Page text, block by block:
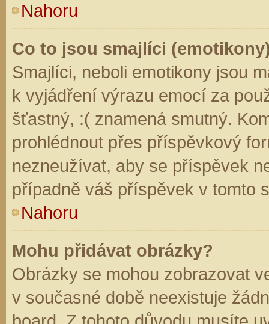
Nahoru
Co to jsou smajlíci
Smajlíci, neboli emotikony jsou
k vyjádření výrazu emocí za
šťastný, :( znamená smutný.
prohlédnout přes příspěvkový
nezneužívat, aby se příspěvek
případně váš příspěvek v tomto
Nahoru
Mohu přidávat obrázky?
Obrázky se mohou zobrazovat
v současné době neexistuje